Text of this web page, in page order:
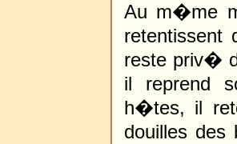
Au m�me
retentissent
reste priv�
il reprend
h�tes, il
douilles